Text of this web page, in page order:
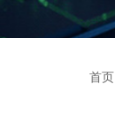
首页